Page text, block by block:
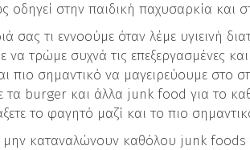
οδηγεί στην παιδική παχυσαρκία και
σας τι εννοούμε όταν λέμε υγιεινή
τρώμε συχνά τις επεξεργασμένες
πιο σημαντικό να μαγειρεύουμε στο
burger και άλλα junk food για το
το φαγητό μαζί και το πιο
μην καταναλώνουν καθόλου junk foods